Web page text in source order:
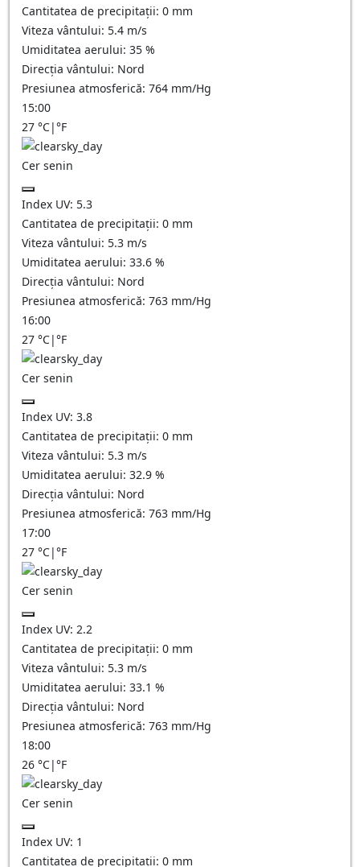
Cantitatea de precipitații: 0 mm
Viteza vântului: 5.4 m/s
Umiditatea aerului: 35 %
Direcția vântului: Nord
Presiunea atmosferică: 764 mm/Hg
15:00
27 °C|°F
Cer senin
Index UV: 5.3
Cantitatea de precipitații: 0 mm
Viteza vântului: 5.3 m/s
Umiditatea aerului: 33.6 %
Direcția vântului: Nord
Presiunea atmosferică: 763 mm/Hg
16:00
27 °C|°F
Cer senin
Index UV: 3.8
Cantitatea de precipitații: 0 mm
Viteza vântului: 5.3 m/s
Umiditatea aerului: 32.9 %
Direcția vântului: Nord
Presiunea atmosferică: 763 mm/Hg
17:00
27 °C|°F
Cer senin
Index UV: 2.2
Cantitatea de precipitații: 0 mm
Viteza vântului: 5.3 m/s
Umiditatea aerului: 33.1 %
Direcția vântului: Nord
Presiunea atmosferică: 763 mm/Hg
18:00
26 °C|°F
Cer senin
Index UV: 1
Cantitatea de precipitații: 0 mm